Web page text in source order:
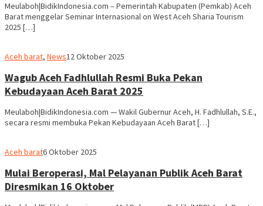
Meulaboh|BidikIndonesia.com – Pemerintah Kabupaten (Pemkab) Aceh
Barat menggelar Seminar Internasional on West Aceh Sharia Tourism
2025 […]
Aceh barat, News12 Oktober 2025
Wagub Aceh Fadhlullah Resmi Buka Pekan
Kebudayaan Aceh Barat 2025
Meulaboh|BidikIndonesia.com — Wakil Gubernur Aceh, H. Fadhlullah, S.E.,
secara resmi membuka Pekan Kebudayaan Aceh Barat […]
Aceh barat6 Oktober 2025
Mulai Beroperasi, Mal Pelayanan Publik Aceh Barat
Diresmikan 16 Oktober